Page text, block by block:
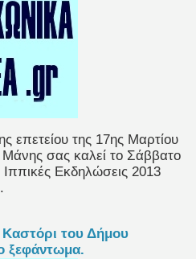
επετείου της 17ης Μαρτίου
σας καλεί το Σάββατο
Εκδηλώσεις 2013
του Δήμου
ξεφάντωμα.